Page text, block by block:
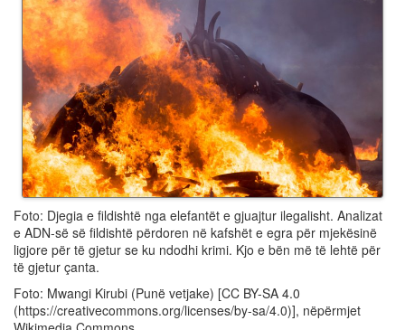
Foto: Djegia e fildishtë nga elefantët e gjuajtur ilegalisht. Analizat
e ADN-së së fildishtë përdoren në kafshët e egra për mjekësinë
ligjore për të gjetur se ku ndodhi krimi. Kjo e bën më të lehtë për
të gjetur çanta.
Foto: Mwangi Kirubi (Punë vetjake) [CC BY-SA 4.0
(https://creativecommons.org/licenses/by-sa/4.0)], nëpërmjet